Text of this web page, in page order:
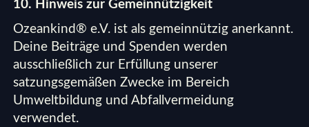
10. Hinweis zur Gemeinnützigkeit
Ozeankind® e.V. ist als gemeinnützig anerkannt.
Deine Beiträge und Spenden werden
ausschließlich zur Erfüllung unserer
satzungsgemäßen Zwecke im Bereich
Umweltbildung und Abfallvermeidung
verwendet.